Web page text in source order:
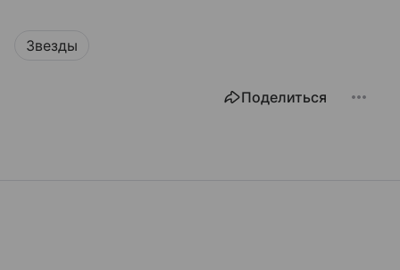
Звезды
Поделиться